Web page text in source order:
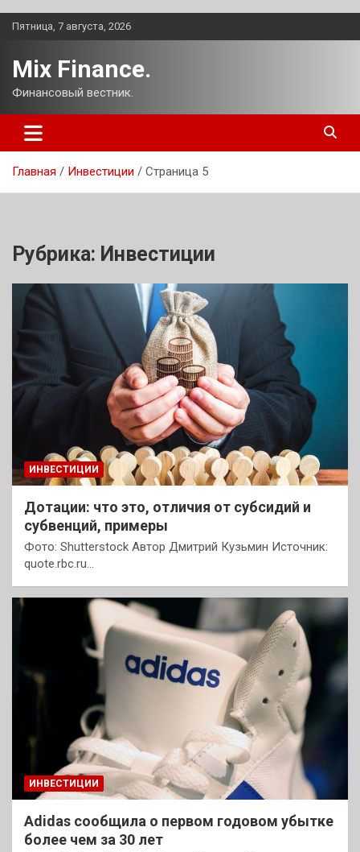
Перейти
Пятница, 7 августа, 2026
Mix Finance.
Финансовый вестник.
Главная Инвестиции Страница 5
Рубрика: Инвестиции
ИНВЕСТИЦИИ
Дотации: что это, отличия от субсидий и
субвенций, примеры
Фото: Shutterstock Автор Дмитрий Кузьмин Источник:
quote.rbc.ru…
ИНВЕСТИЦИИ
Adidas сообщила о первом годовом убытке
более чем за 30 лет